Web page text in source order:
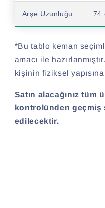
Arşe Uzunluğu: 74
*Bu tablo keman
amacı ile
kişinin fiziksel
Satın alacağınız tüm
kontrolünden geçmiş
edilecektir.